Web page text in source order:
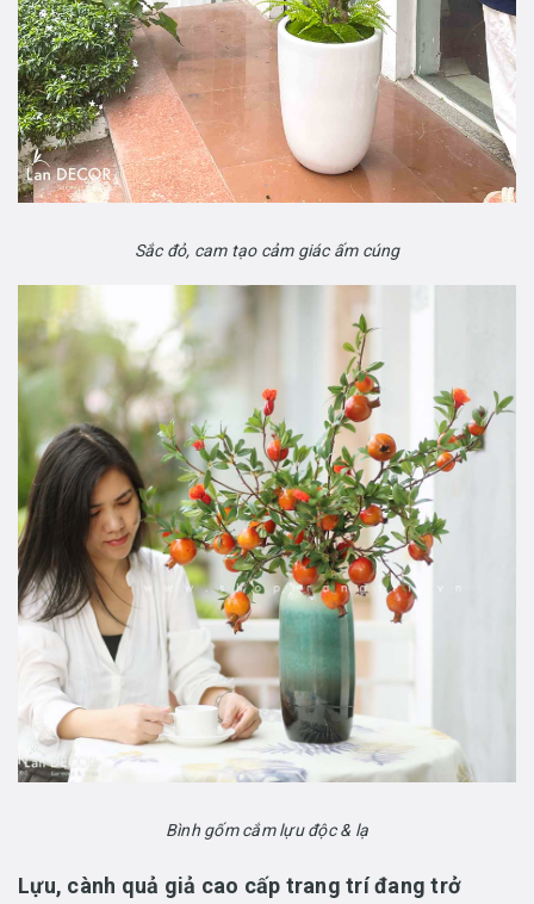
Sắc đỏ, cam tạo cảm giác ấm cúng
Bình gốm cắm lựu độc & lạ
Lựu, cành quả giả cao cấp trang trí đang trở